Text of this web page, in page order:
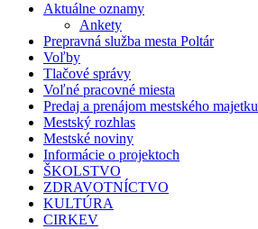
Aktuálne oznamy
Ankety
Prepravná služba mesta Poltár
Voľby
Tlačové správy
Voľné pracovné miesta
Predaj a prenájom mestského majetku
Mestský rozhlas
Mestské noviny
Informácie o projektoch
ŠKOLSTVO
ZDRAVOTNÍCTVO
KULTÚRA
CIRKEV